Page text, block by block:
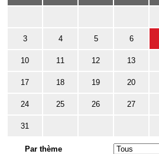
3 4 5 6
10 11 12 13
17 18 19 20
24 25 26 27
31
Par thème